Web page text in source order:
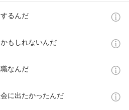
るんだ
もしれないんだ
なんだ
に出たかったんだ